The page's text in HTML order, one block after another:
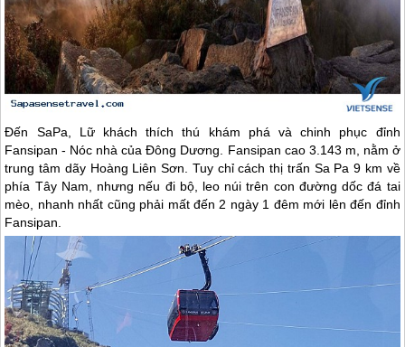
Đến SaPa, Lữ khách thích thú khám phá và chinh phục đỉnh
Fansipan - Nóc nhà của Đông Dương. Fansipan cao 3.143 m, nằm ở
trung tâm dãy Hoàng Liên Sơn. Tuy chỉ cách thị trấn Sa Pa 9 km về
phía Tây Nam, nhưng nếu đi bộ, leo núi trên con đường dốc đá tai
mèo, nhanh nhất cũng phải mất đến 2 ngày 1 đêm mới lên đến đỉnh
Fansipan.